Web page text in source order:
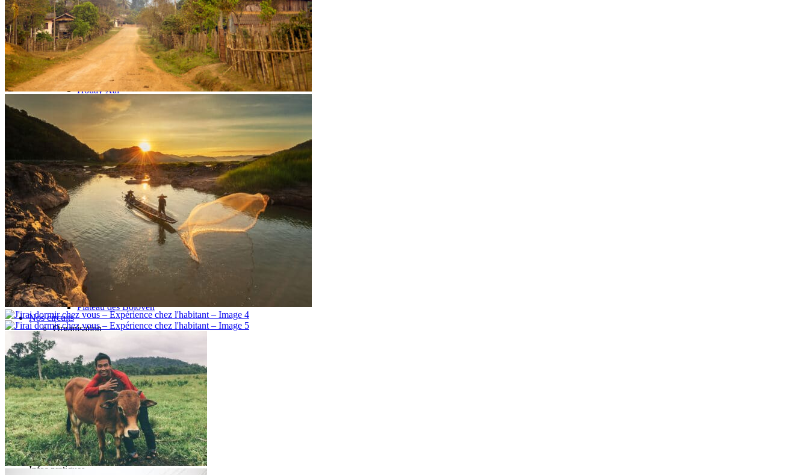
Pak Ou
Autre rive du Mékong
Nord Ouest Laos
Pakbeng
Luang Nam Tha
Muang Sing
Zone Protégée Nam Ha
Sainyabuli
Houay Xai
Muang La
Oudomxai
Nord Est Laos
Reste du Xieng Khouang
Nong Khiaw
Muang Ngoi
Vieng Xai
Phongsaly
Sam Neua
Sud Laos
Thakhek
Savannakhet
Khammouane
Salavan
Paksé
4000 Iles
Champassak
Vat Phou
Plateau des Boloven
Nos circuits
Organisation
Sur-mesure
Ambiance
Famille
Classique
Nature
Luxe
Où et quand partir ?
Printemps
Eté
Automne
Hiver
Infos pratiques